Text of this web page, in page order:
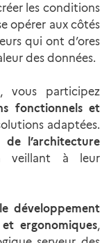
les conditions
opérer aux côtés
qui ont d’ores
des données.
vous participez
fonctionnels et
adaptées.
de l’architecture
veillant à leur
le développement
ergonomiques,